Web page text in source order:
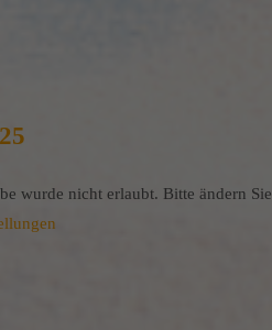
wurde nicht erlaubt. Bitte ändern Sie